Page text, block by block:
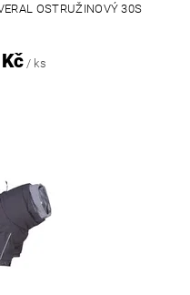
OSTRUŽINOVÝ 30S
/ ks